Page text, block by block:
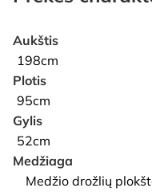
Aukštis
198cm
Plotis
95cm
Gylis
52cm
Medžiaga
Medžio drožlių